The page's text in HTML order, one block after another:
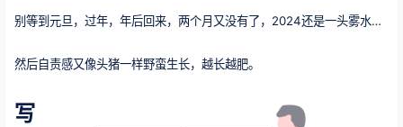
别等到元旦，过年，年后回来，两个月又没有了，2024还是一头雾水…
然后自责感又像头猪一样野蛮生长，越长越肥。
写